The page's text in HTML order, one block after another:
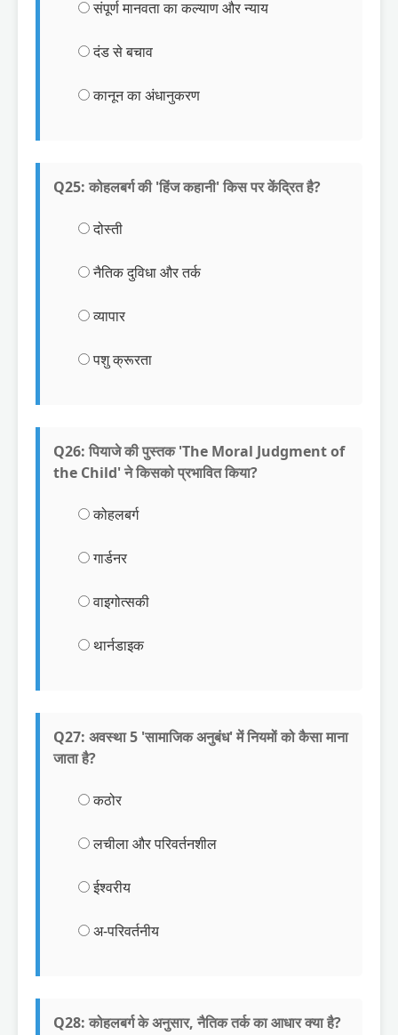
संपूर्ण मानवता का कल्याण और न्याय
दंड से बचाव
कानून का अंधानुकरण
Q25: कोहलबर्ग की 'हिंज कहानी' किस पर केंद्रित है?
दोस्ती
नैतिक दुविधा और तर्क
व्यापार
पशु क्रूरता
Q26: पियाजे की पुस्तक 'The Moral Judgment of
the Child' ने किसको प्रभावित किया?
कोहलबर्ग
गार्डनर
वाइगोत्सकी
थार्नडाइक
Q27: अवस्था 5 'सामाजिक अनुबंध' में नियमों को कैसा माना
जाता है?
कठोर
लचीला और परिवर्तनशील
ईश्वरीय
अ-परिवर्तनीय
Q28: कोहलबर्ग के अनुसार, नैतिक तर्क का आधार क्या है?